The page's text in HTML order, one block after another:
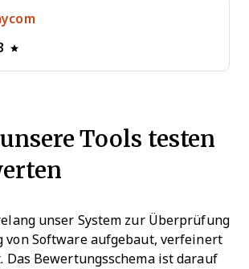
Tools testen
unser System zur Überprüfung
von Software aufgebaut, verfeinert
Das Bewertungsschema ist darauf